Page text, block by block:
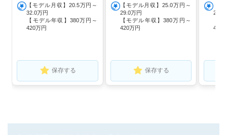
【モデル月収】20.5万円～
32.0万円
【モデル年収】380万円～
420万円
保存する
【モデル月収】25.0万円～
29.0万円
【モデル年収】380万円～
420万円
保存する
29.0
420